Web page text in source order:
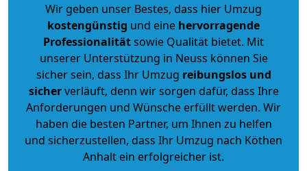
Wir geben unser Bestes, dass hier Umzug
kostengünstig und eine hervorragende
Professionalitätsowie Qualität bietet. Mit
unserer Unterstützung in Neuss können Sie
sicher sein, dass Ihr Umzug reibungslos und
sicherverläuft, denn wir sorgen dafür, dass Ihre
Anforderungen und Wünsche erfüllt werden. Wir
haben die besten Partner, um Ihnen zu helfen
und sicherzustellen, dass Ihr Umzug nach Köthen
Anhalt ein erfolgreicher ist.